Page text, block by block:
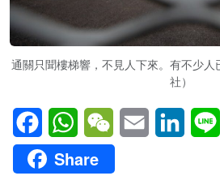
通關只聞樓梯響，不見人下來。有不少
社）
FacebookWhatsAppWeChatEmail
Share